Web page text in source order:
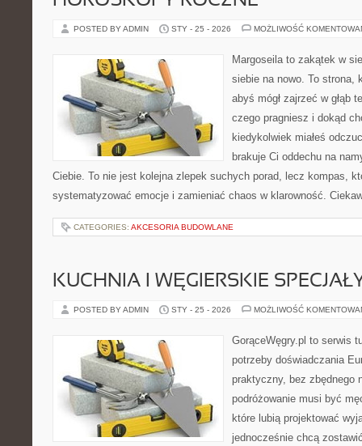
POSTED BY ADMIN STY - 25 - 2026 MOŻLIWOŚĆ
Margoseila to zakątek w
siebie na nowo. To strona,
abyś mógł zajrzeć w głąb
czego pragniesz i dokąd
kiedykolwiek miałeś
brakuje Ci oddechu na
Ciebie. To nie jest kolejna zlepek suchych porad, lecz kompas,
systematyzować emocje i zamieniać chaos w klarowność.
CATEGORIES: AKCESORIA BUDOWLANE
KUCHNIA I WĘGIERSKIE
POSTED BY ADMIN STY - 25 - 2026 MOŻLIWOŚĆ
GorąceWęgry.pl to serwis
potrzeby doświadczania
praktyczny, bez zbędnego
podróżowanie musi być
które lubią projektować
jednocześnie chcą